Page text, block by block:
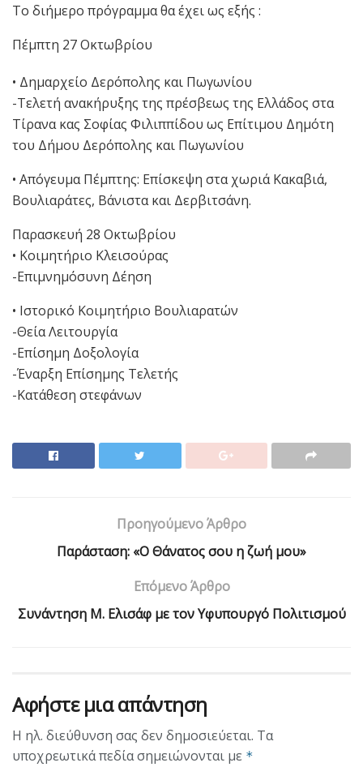
Το διήμερο πρόγραμμα θα έχει ως εξής :
Πέμπτη 27 Οκτωβρίου
• Δημαρχείο Δερόπολης και Πωγωνίου
-Τελετή ανακήρυξης της πρέσβεως της Ελλάδος στα
Τίρανα κας Σοφίας Φιλιππίδου ως Επίτιμου Δημότη
του Δήμου Δερόπολης και Πωγωνίου
• Απόγευμα Πέμπτης: Επίσκεψη στα χωριά Κακαβιά,
Βουλιαράτες, Βάνιστα και Δερβιτσάνη.
Παρασκευή 28 Οκτωβρίου
• Κοιμητήριο Κλεισούρας
-Επιμνημόσυνη Δέηση
• Ιστορικό Κοιμητήριο Βουλιαρατών
-Θεία Λειτουργία
-Επίσημη Δοξολογία
-Έναρξη Επίσημης Τελετής
-Κατάθεση στεφάνων
Προηγούμενο Άρθρο
Παράσταση: «Ο Θάνατος σου η ζωή μου»
Επόμενο Άρθρο
Συνάντηση M. Eλισάφ με τον Υφυπουργό Πολιτισμού
Αφήστε μια απάντηση
Η ηλ. διεύθυνση σας δεν δημοσιεύεται. Τα
υποχρεωτικά πεδία σημειώνονται με *